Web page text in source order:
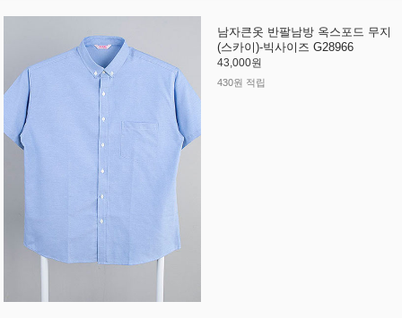
남자큰옷 반팔남방 옥스포드 무지
(스카이)-빅사이즈 G28966
43,000원
430원 적립